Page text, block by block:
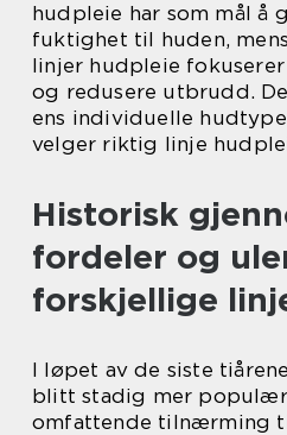
hudpleie har som mål å
fuktighet til huden,
linjer hudpleie fokuserer
og redusere utbrudd.
ens individuelle
velger riktig linje
Historisk
fordeler og
forskjellige
I løpet av de siste
blitt stadig mer
omfattende tilnærming